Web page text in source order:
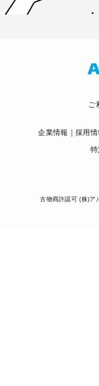
ご
企業情報 採用情
古物商許認可 (株)